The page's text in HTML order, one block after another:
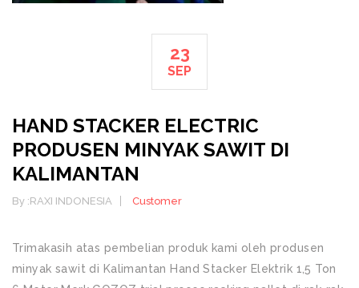
23
SEP
HAND STACKER ELECTRIC
PRODUSEN MINYAK SAWIT DI
KALIMANTAN
By :RAXI INDONESIA Customer
Trimakasih atas pembelian produk kami oleh produsen
minyak sawit di Kalimantan Hand Stacker Elektrik 1,5 Ton